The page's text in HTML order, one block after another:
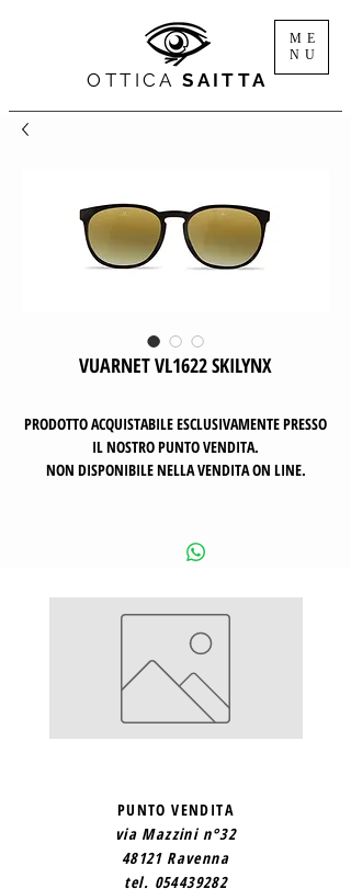
OTTICASAITTA
ME
NU
VUARNET VL1622 SKILYNX
PRODOTTO ACQUISTABILE ESCLUSIVAMENTE PRESSO
IL NOSTRO PUNTO VENDITA.
NON DISPONIBILE NELLA VENDITA ON LINE.
PUNTO VENDITA
via Mazzini n°32
48121 Ravenna
tel. 054439282